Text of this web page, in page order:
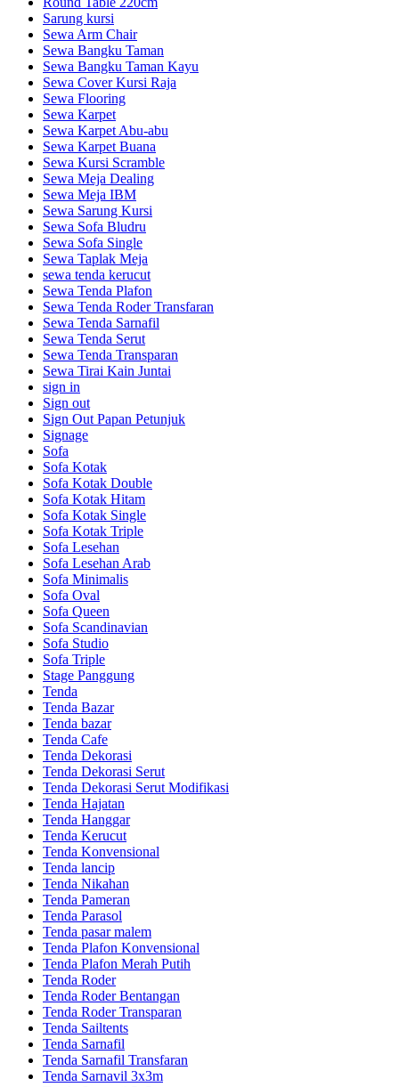
Sarung kursi
Sewa Arm Chair
Sewa Bangku Taman
Sewa Bangku Taman Kayu
Sewa Cover Kursi Raja
Sewa Flooring
Sewa Karpet
Sewa Karpet Abu-abu
Sewa Karpet Buana
Sewa Kursi Scramble
Sewa Meja Dealing
Sewa Meja IBM
Sewa Sarung Kursi
Sewa Sofa Bludru
Sewa Sofa Single
Sewa Taplak Meja
sewa tenda kerucut
Sewa Tenda Plafon
Sewa Tenda Roder Transfaran
Sewa Tenda Sarnafil
Sewa Tenda Serut
Sewa Tenda Transparan
Sewa Tirai Kain Juntai
sign in
Sign out
Sign Out Papan Petunjuk
Signage
Sofa
Sofa Kotak
Sofa Kotak Double
Sofa Kotak Hitam
Sofa Kotak Single
Sofa Kotak Triple
Sofa Lesehan
Sofa Lesehan Arab
Sofa Minimalis
Sofa Oval
Sofa Queen
Sofa Scandinavian
Sofa Studio
Sofa Triple
Stage Panggung
Tenda
Tenda Bazar
Tenda bazar
Tenda Cafe
Tenda Dekorasi
Tenda Dekorasi Serut
Tenda Dekorasi Serut Modifikasi
Tenda Hajatan
Tenda Hanggar
Tenda Kerucut
Tenda Konvensional
Tenda lancip
Tenda Nikahan
Tenda Pameran
Tenda Parasol
Tenda pasar malem
Tenda Plafon Konvensional
Tenda Plafon Merah Putih
Tenda Roder
Tenda Roder Bentangan
Tenda Roder Transparan
Tenda Sailtents
Tenda Sarnafil
Tenda Sarnafil Transfaran
Tenda Sarnavil 3x3m